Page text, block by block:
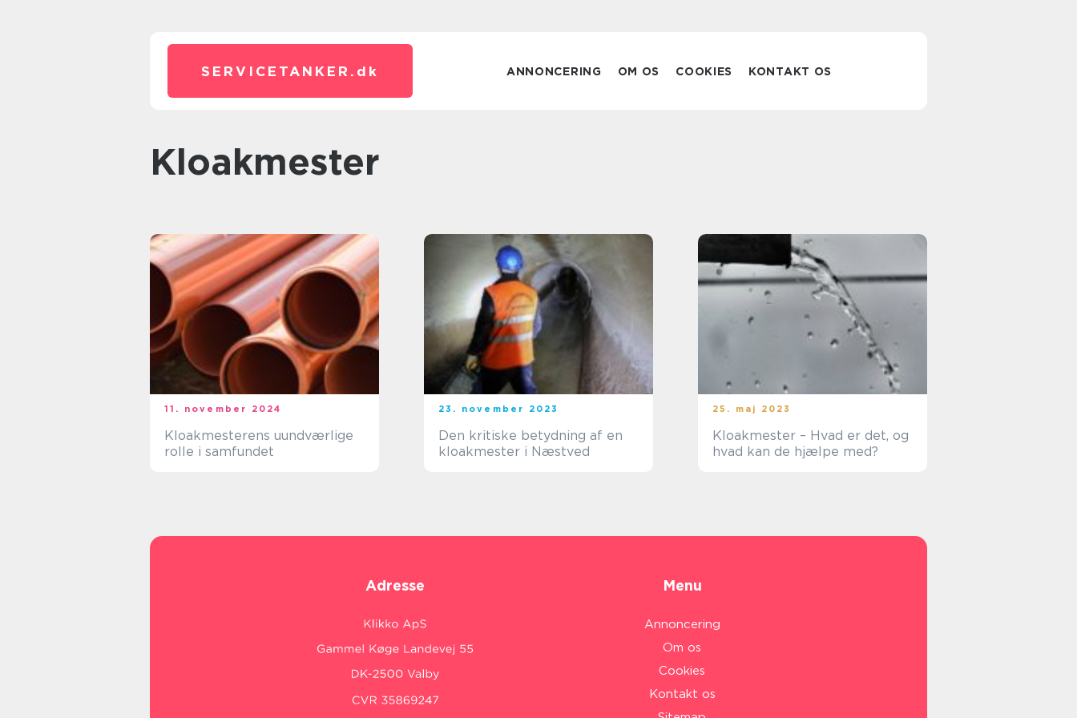
SERVICETANKER. dk ANNONCERING OM OS COOKIES KONTAKT OS
kloakmester
11. november 2024
Kloakmesterens uundværlige
rolle i samfundet
23. november 2023
Den kritiske betydning af en
kloakmester i Næstved
25. maj 2023
Kloakmester – Hvad er det, og
hvad kan de hjælpe med?
Adresse Menu
Annoncering
Om os
Cookies
Kontakt os